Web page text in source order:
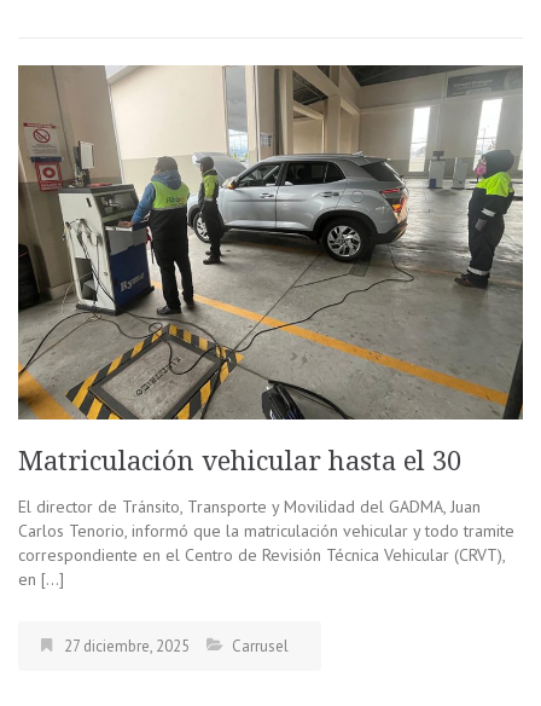
Matriculación vehicular hasta el 30
El director de Tránsito, Transporte y Movilidad del GADMA, Juan
Carlos Tenorio, informó que la matriculación vehicular y todo tramite
correspondiente en el Centro de Revisión Técnica Vehicular (CRVT),
en […]
27 diciembre, 2025 Carrusel